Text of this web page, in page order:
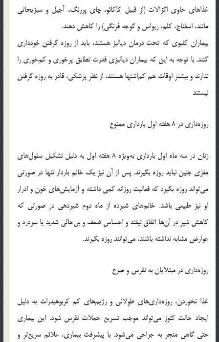
غذاهای حاوی اگزالات (از قبیل کاکائو، چای پررنگ، آجیل و سبزیجاتی
مانند، اسفناج، کلم، ریواس و گوجه فرنگی) را کاهش دهند.
بیماران کلیوی که تحت درمان دیالیز هستند، باید از روزه گرفتن خودداری
کنند. با توجه به این که بیماران دیالیزی قدرت تطابق پرخوری و کم‌خوری را
ندارند و بیشتر اوقات هم کم‌اشتها هستند، از نظر پزشکی، قادر به روزه گرفتن
نیستند
روزه‌داری در 8 هفته اول بارداری ممنوع
زنان در سه ماه اول بارداری به‌ویژه 8 هفته اول به دلیل تشکیل سلول‌های
مغزی جنین نباید روزه بگیرند. پس از آن نیز یک خانم باردار تنها در صورتی
می‌تواند روزه بگیرد که فعالیت روزانه کمی داشته و آزمایش‌های خون و ادرار
او نیز طبیعی باشد. خانم‌های شیرده از ماه دوم شیردهی در صورتی که
کاهش شیر در آن‌ها اتفاق نیفتد و احساس ضعف و بی‌حالی شدید یا سردرد و
عوارض مشابه نداشته باشند، می‌توانند روزه بگیرند.
روزه‌داری در مبتلایان به نقرس و صرع
غذا نخوردن، روزه‌داری‌های طولانی و رژیم‌های کم کربوهیدرات به دلیل
ایجاد حالت کتوز می‌تواند موجب تسریع حملات نقرس شود. این بیماری
حتی گاهی منجر به جراحی می‌شود. با پیشرفت بیماری، علائم سریع‌تر و